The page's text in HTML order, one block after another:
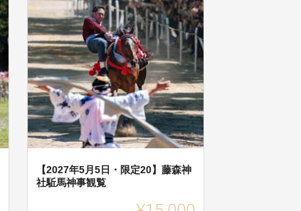
【2027年5月5日・限定20】藤森神
社駈馬神事観覧